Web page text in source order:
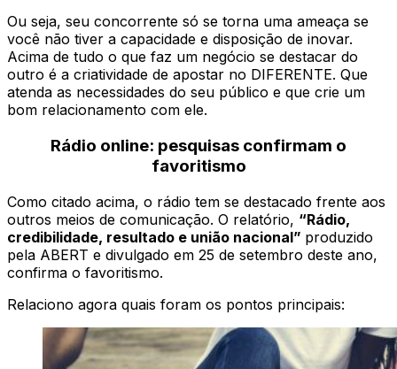
Ou seja, seu concorrente só se torna uma ameaça se
você não tiver a capacidade e disposição de inovar.
Acima de tudo o que faz um negócio se destacar do
outro é a criatividade de apostar no DIFERENTE. Que
atenda as necessidades do seu público e que crie um
bom relacionamento com ele.
Rádio online: pesquisas confirmam o
favoritismo
Como citado acima, o rádio tem se destacado frente aos
outros meios de comunicação. O relatório, “Rádio,
credibilidade, resultado e união nacional” produzido
pela ABERT e divulgado em 25 de setembro deste ano,
confirma o favoritismo.
Relaciono agora quais foram os pontos principais: